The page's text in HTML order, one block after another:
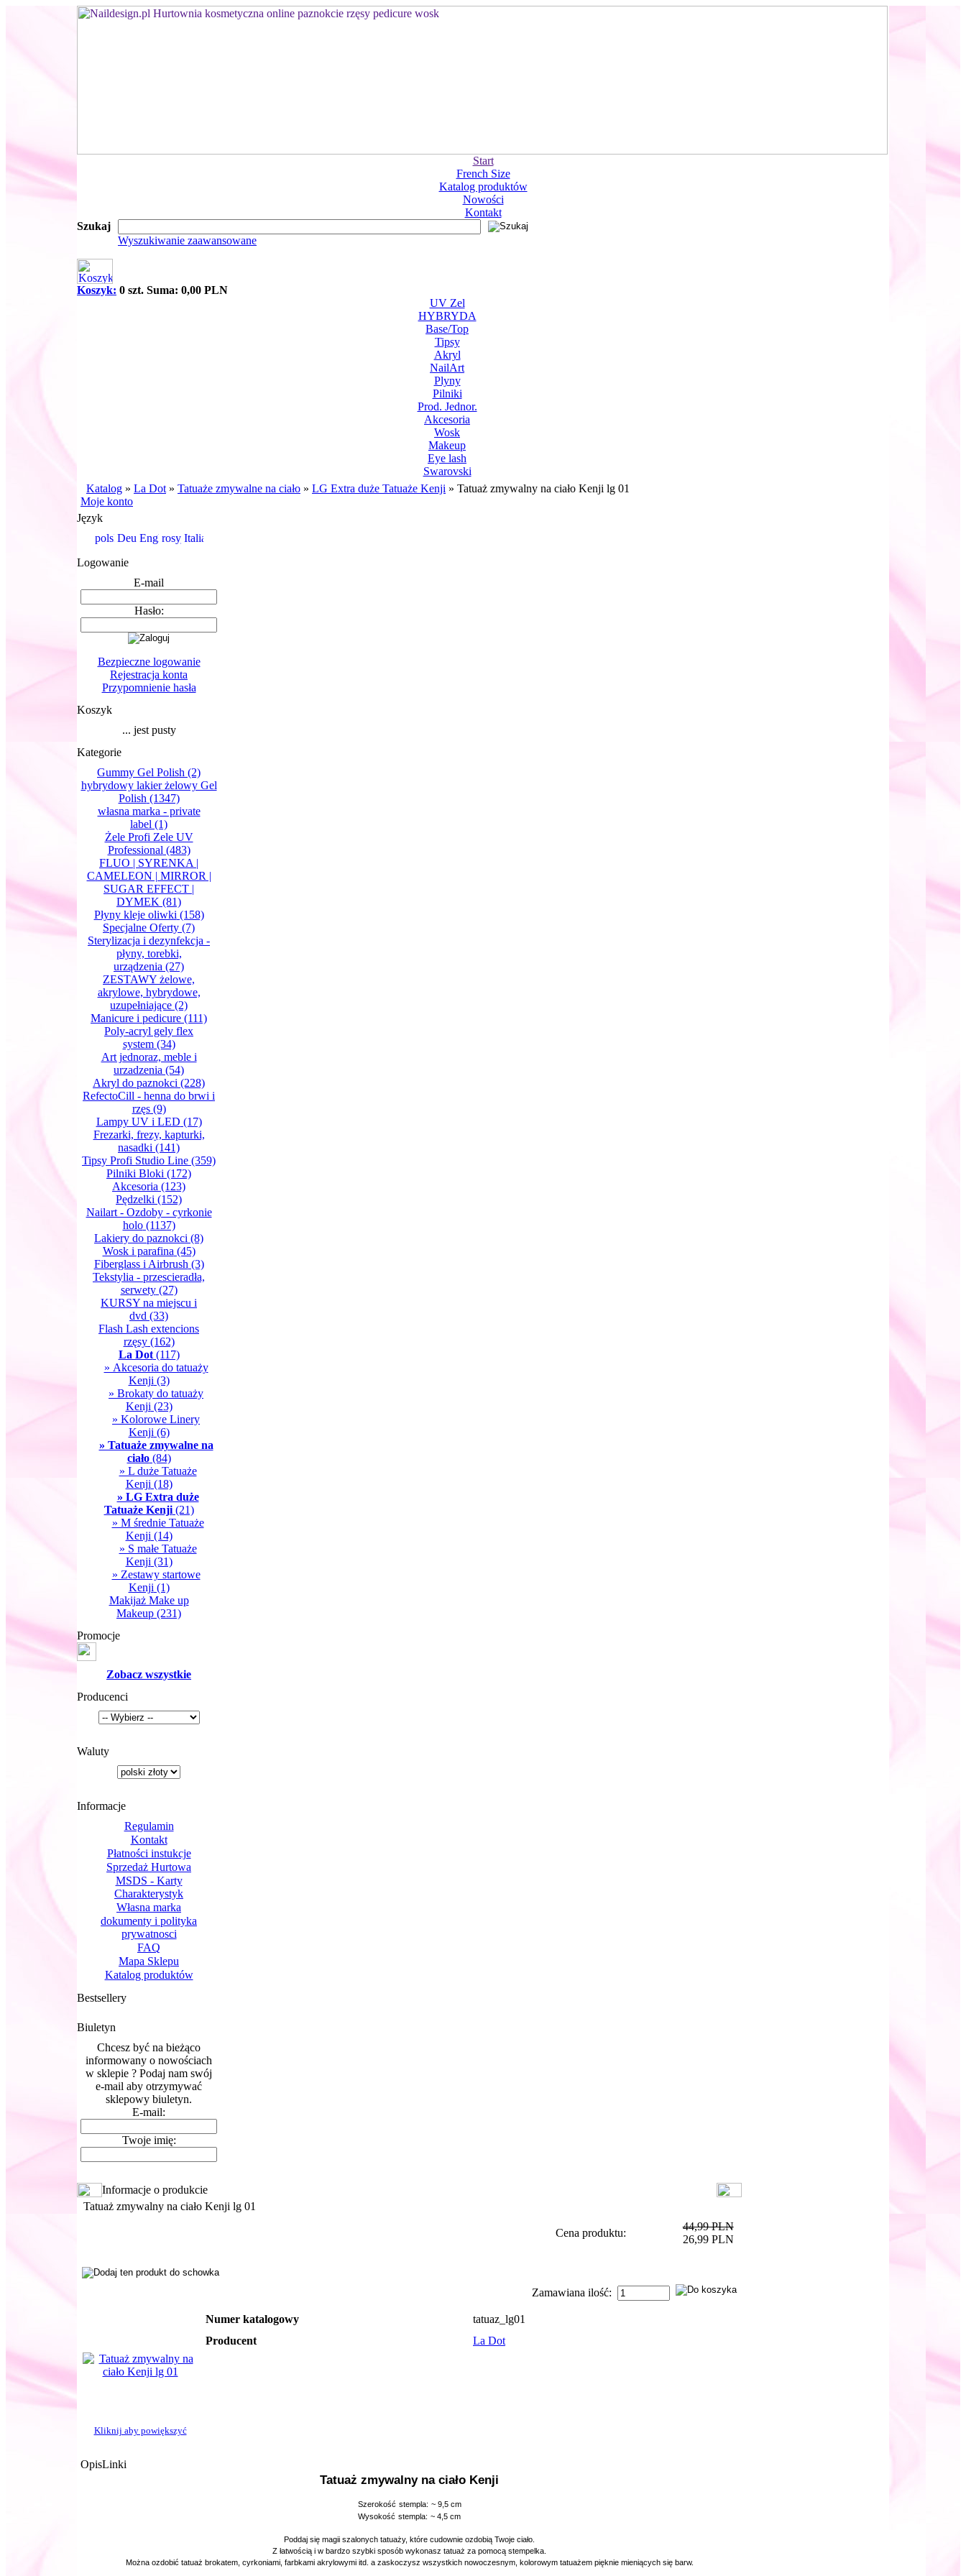
Start
French Size
Katalog produktów
Nowości
Kontakt
Szukaj
Wyszukiwanie zaawansowane
Koszyk: 0 szt. Suma: 0,00 PLN
UV Zel
HYBRYDA
Base/Top
Tipsy
Akryl
NailArt
Plyny
Pilniki
Prod. Jednor.
Akcesoria
Wosk
Makeup
Eye lash
Swarovski
Katalog » La Dot » Tatuaże zmywalne na ciało » LG Extra duże Tatuaże Kenji » Tatuaż zmywalny na ciało Kenji lg 01
Moje konto
Język
Logowanie
E-mail
Hasło:
Bezpieczne logowanie
Rejestracja konta
Przypomnienie hasła
Koszyk
... jest pusty
Kategorie
Gummy Gel Polish (2)
hybrydowy lakier żelowy Gel
Polish (1347)
własna marka - private
label (1)
Żele Profi Zele UV
Professional (483)
FLUO | SYRENKA |
CAMELEON | MIRROR |
SUGAR EFFECT |
DYMEK (81)
Płyny kleje oliwki (158)
Specjalne Oferty (7)
Sterylizacja i dezynfekcja -
płyny, torebki,
urządzenia (27)
ZESTAWY żelowe,
akrylowe, hybrydowe,
uzupełniające (2)
Manicure i pedicure (111)
Poly-acryl gely flex
system(34)
Art jednoraz, meble i
urzadzenia (54)
Akryl do paznokci (228)
RefectoCill - henna do brwi i
rzęs(9)
Lampy UV i LED (17)
Frezarki, frezy, kapturki,
nasadki (141)
Tipsy Profi Studio Line (359)
Pilniki Bloki (172)
Akcesoria (123)
Pędzelki (152)
Nailart - Ozdoby - cyrkonie
holo(1137)
Lakiery do paznokci (8)
Wosk i parafina (45)
Fiberglass i Airbrush (3)
Tekstylia - przescieradła,
serwety(27)
KURSY na miejscu i
dvd (33)
Flash Lash extencions
rzęsy(162)
La Dot(117)
» Akcesoria do tatuaży
Kenji (3)
» Brokaty do tatuaży
Kenji (23)
» Kolorowe Linery
Kenji (6)
» Tatuaże zmywalne na
ciało(84)
» L duże Tatuaże
Kenji (18)
» LG Extra duże
Tatuaże Kenji(21)
» M średnie Tatuaże
Kenji (14)
» S małe Tatuaże
Kenji (31)
» Zestawy startowe
Kenji (1)
Makijaż Make up
Makeup (231)
Promocje
Zobacz wszystkie
Producenci
Waluty
Informacje
Regulamin
Kontakt
Płatności instukcje
Sprzedaż Hurtowa
MSDS - Karty
Charakterystyk
Własna marka
dokumenty i polityka
prywatnosci
FAQ
Mapa Sklepu
Katalog produktów
Bestsellery
Biuletyn
Chcesz być na bieżąco
informowany o nowościach
w sklepie ? Podaj nam swój
e-mail aby otrzymywać
sklepowy biuletyn.
E-mail:
Twoje imię:
Informacje o produkcie
Tatuaż zmywalny na ciało Kenji lg 01
Cena produktu:
44,99 PLN
26,99 PLN
Zamawiana ilość:
Kliknij aby powiększyć
Numer katalogowy
tatuaz_lg01
Producent
La Dot
OpisLinki
Tatuaż zmywalny na ciało Kenji
Szerokość stempla: ~ 9,5 cm
Wysokość stempla: ~ 4,5 cm
Poddaj się magii szalonych tatuaży, które cudownie ozdobią Twoje ciało.
Z łatwością i w bardzo szybki sposób wykonasz tatuaż za pomocą stempelka.
Można ozdobić tatuaż brokatem, cyrkoniami, farbkami akrylowymi itd. a zaskoczysz wszystkich nowoczesnym, kolorowym tatuażem pięknie mieniących się barw.